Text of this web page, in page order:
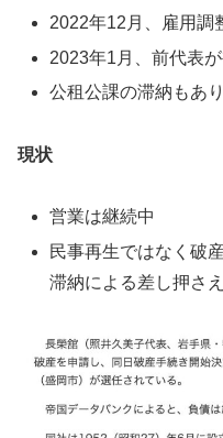
2022年12月、雇用調
2023年1月、前代表
公租公課の滞納もあ
現状
営業は継続中
民事再生ではなく破
滞納による差し押さ